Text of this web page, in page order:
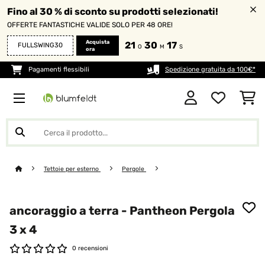
Fino al 30 % di sconto su prodotti selezionati!
OFFERTE FANTASTICHE VALIDE SOLO PER 48 ORE!
FULLSWING30
Acquista
ora
21 O 30 M 15 S
Pagamenti flessibili Spedizione gratuita da 100€*
Tettoie per esterno Pergole
ancoraggio a terra - Pantheon Pergola
3 x 4
0 recensioni